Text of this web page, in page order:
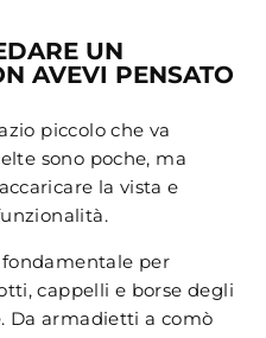
UN
AVEVI PENSATO
piccolo che va
sono poche, ma
la vista e
per
cappelli e borse degli
Da armadietti a comò